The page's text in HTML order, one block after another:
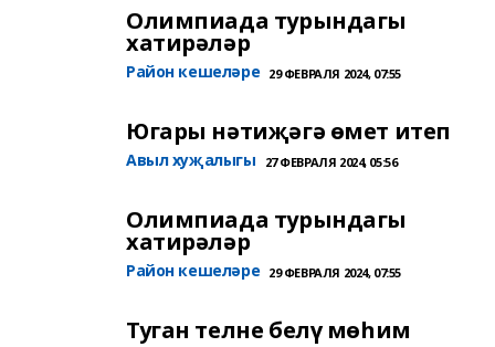
Олимпиада турындагы
хатирәләр
Район кешеләре 29 ФЕВРАЛЯ 2024, 07:55
Югары нәтиҗәгә өмет итеп
Авыл хуҗалыгы 27 ФЕВРАЛЯ 2024, 05:56
Олимпиада турындагы
хатирәләр
Район кешеләре 29 ФЕВРАЛЯ 2024, 07:55
Туган телне белү мөһим